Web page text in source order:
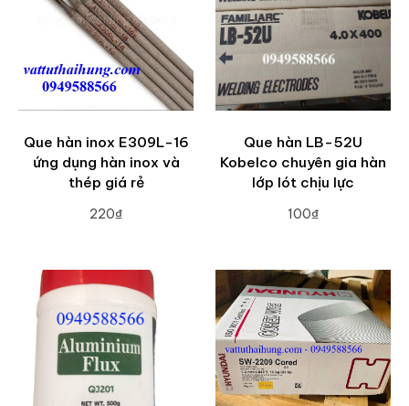
Que hàn inox E309L-16
ứng dụng hàn inox và
thép giá rẻ
220₫
Que hàn LB-52U
Kobelco chuyên gia hàn
lớp lót chịu lực
100₫